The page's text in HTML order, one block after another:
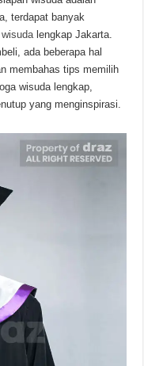
terdapat banyak
lengkap Jakarta.
ada beberapa hal
membahas tips memilih
wisuda lengkap,
yang menginspirasi.